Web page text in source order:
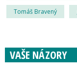
Tomáš Bravený
VAŠE NÁZORY